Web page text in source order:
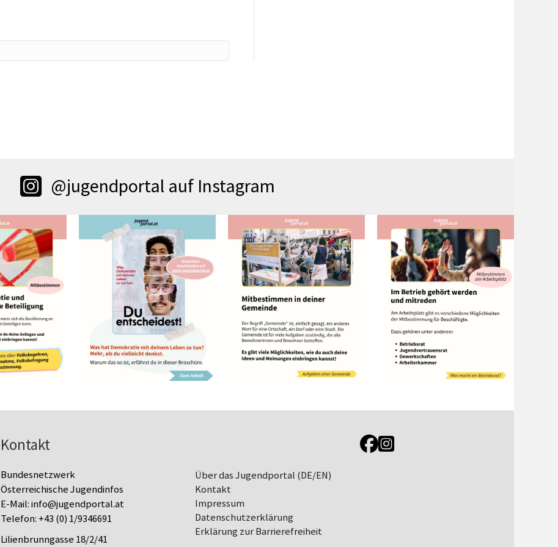
@jugendportal auf Instagram
Kontakt
Bundesnetzwerk
Österreichische Jugendinfos
E-Mail:info@jugendportal.at
Telefon:+43 (0) 1/9346691
Lilienbrunngasse 18/2/41
Über das Jugendportal (DE/EN)
Kontakt
Impressum
Datenschutz­erklärung
Erklärung zur Barrierefreiheit
Link zur Jugendportal Facebookseite
Link zur Jugendportal Instagramseite